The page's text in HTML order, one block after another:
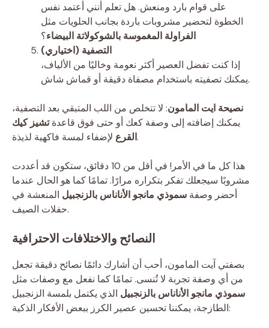
على قوام بارد ومنعش. هل تعلم أنني أعتمد نفس
الخطوة لتحضير مشروبات باردة بجانب الحلويات مثل
الفراولة المغموسة بالشوكولاتة البيضاء؟
التصفية (اختياري)
إذا كنت تفضل العصير أكثر نعومة وخاليًا من الألياف،
يمكنك تصفيته باستخدام مصفاة دقيقة أو قماش شاش.
نصيحة ايت المامون: لا تتخلص من اللب المتبقي بعد التصفية،
يمكنك إضافته إلى وصفة كعك أو حتى فوق قاعدةتشيز كيك
القرعلإضفاء لمسة فاكهية لذيذة.
هذا كل ما في الأمر! في أقل من 10 دقائق، ستكون قد أعددت
مشروبًا سيجعلك تفكر بتكراره مرارًا. تمامًا كما هو الحال عندما
أحضر وصفة سموذي مانجو الأناناس بالزنجبيل المنعشة في
حفلات الصيف.
النصائح والاختلافات الاحترافية
بصفتي آيت المامون، أحب أن أشارك دائمًا نصائح دقيقة تجعل
من أي وصفة تجربة لا تُنسى. تمامًا كما نفعل مع وصفات مثل
سموذي مانجو الأناناس بالزنجبيل الذي يكتمل بلمسة الزنجبيل
الطازجة، يمكننا تحسين عصير الكرز ببعض الأفكار الذكية: